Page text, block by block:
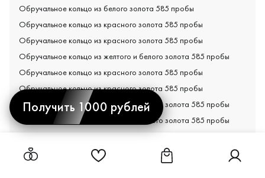
Обручальное кольцо из белого золота 585 пробы
Обручальное кольцо из красного золота 585 пробы
Обручальное кольцо из красного золота 585 пробы
Обручальное кольцо из желтого и белого золота 585 пробы
Обручальное кольцо из красного золота 585 пробы
Обручальное кольцо из красного золота 585 пробы
Обручальное кольцо из желтого и белого золота 585 пробы
Обручальное кольцо из желтого и белого золота 585 пробы
Обручальное кольцо из желтого золота 585 пробы
Обручальное кольцо из желтого золота 585 пробы
Ссылка на страницу "Избранное"
Ссылка на страницуСсылка
Получить 1000 рублей